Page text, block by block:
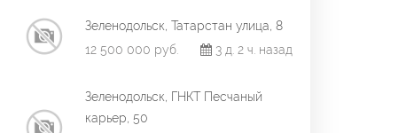
Зеленодольск, Татарстан улица, 8
12 500 000 руб.
3 д. 2 ч. назад
Зеленодольск, ГНКТ Песчаный
карьер, 50